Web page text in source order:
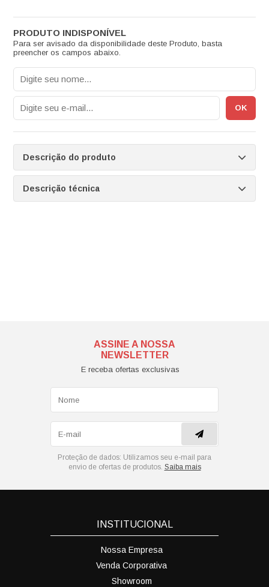
Para ser avisado da disponibilidade deste Produto, basta
preencher os campos abaixo.
Descrição do produto
Descrição técnica
ASSINE A NOSSA
NEWSLETTER
E receba ofertas exclusivas
Proteção de dados: Utilizamos seu e-mail para
envio de ofertas de produtos. Saiba mais
INSTITUCIONAL
Nossa Empresa
Venda Corporativa
Showroom